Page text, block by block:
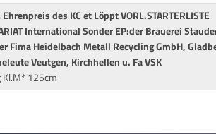
des KC et Löppt VORL.STARTERLISTE
International Sonder EP:der Brauerei
Fima Heidelbach Metall Recycling GmbH,
Veutgen, Kirchhellen u. Fa VSK
125cm